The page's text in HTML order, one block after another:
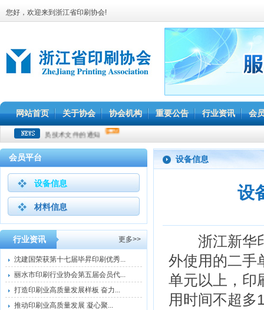
您好，欢迎来到浙江省印刷协会!
网站首页 关于协会 协会机构 重要公告 行业资讯 会
平版制版员技术文件的通知
会员平台
设备信息
材料信息
行业资讯 更多>>
沈建国荣获第十七届毕昇印刷优秀...
丽水市印刷行业协会第五届会员代...
打造印刷业高质量发展样板 奋力...
推动印刷业高质量发展 凝心聚...
设备信息
设
浙江新华印
外使用的二手
单元以上，印
用时间不超多